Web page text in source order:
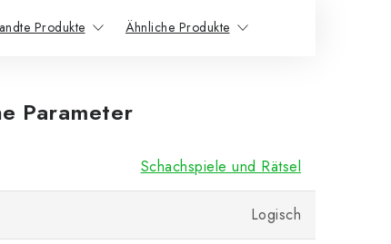
Produkte Ähnliche Produkte
Parameter
Schachspiele und Rätsel
Logisch